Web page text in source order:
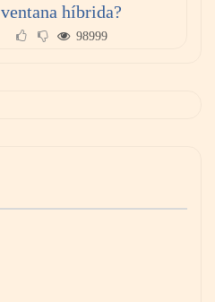
ventana híbrida?
98999